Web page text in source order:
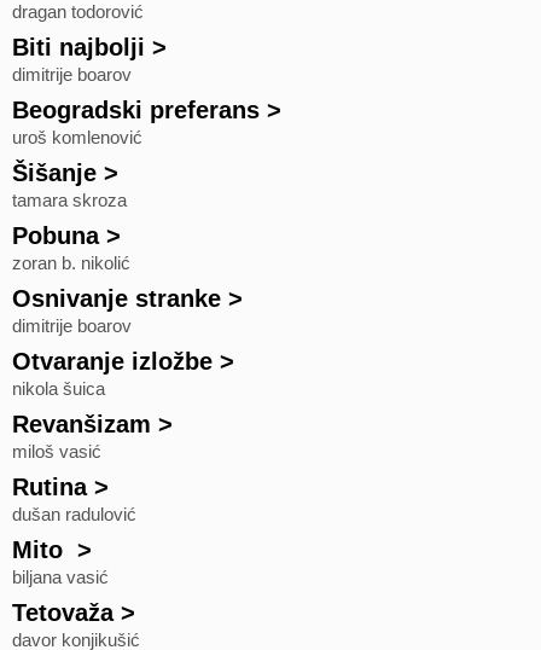
dragan todorović
Biti najbolji >
dimitrije boarov
Beogradski preferans >
uroš komlenović
Šišanje >
tamara skroza
Pobuna>
zoran b. nikolić
Osnivanje stranke >
dimitrije boarov
Otvaranje izložbe >
nikola šuica
Revanšizam >
miloš vasić
Rutina>
dušan radulović
Mito >
biljana vasić
Tetovaža>
davor konjikušić